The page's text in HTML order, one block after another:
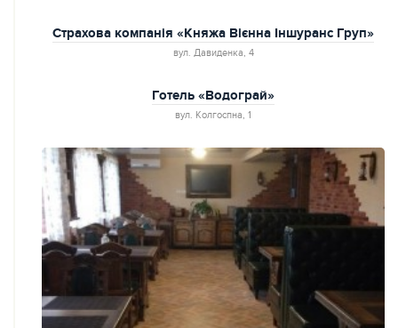
Страхова компанія «Княжа Вієнна Іншуранс Груп»
вул. Давиденка, 4
Готель «Водограй»
вул. Колгоспна, 1